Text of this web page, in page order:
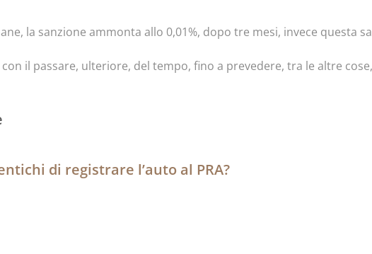
la sanzione ammonta allo 0,01%, dopo tre mesi, invece questa
con il passare, ulteriore, del tempo, fino a prevedere, tra le altre
di registrare l’auto al PRA?